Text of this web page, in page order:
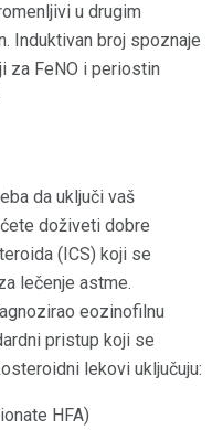
u drugim
Induktivan broj spoznaje
za FeNO i periostin
da uključi vaš
doživeti dobre
(ICS) koji se
lečenje astme.
eozinofilnu
pristup koji se
lekovi uključuju:
HFA)